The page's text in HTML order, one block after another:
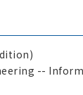
--